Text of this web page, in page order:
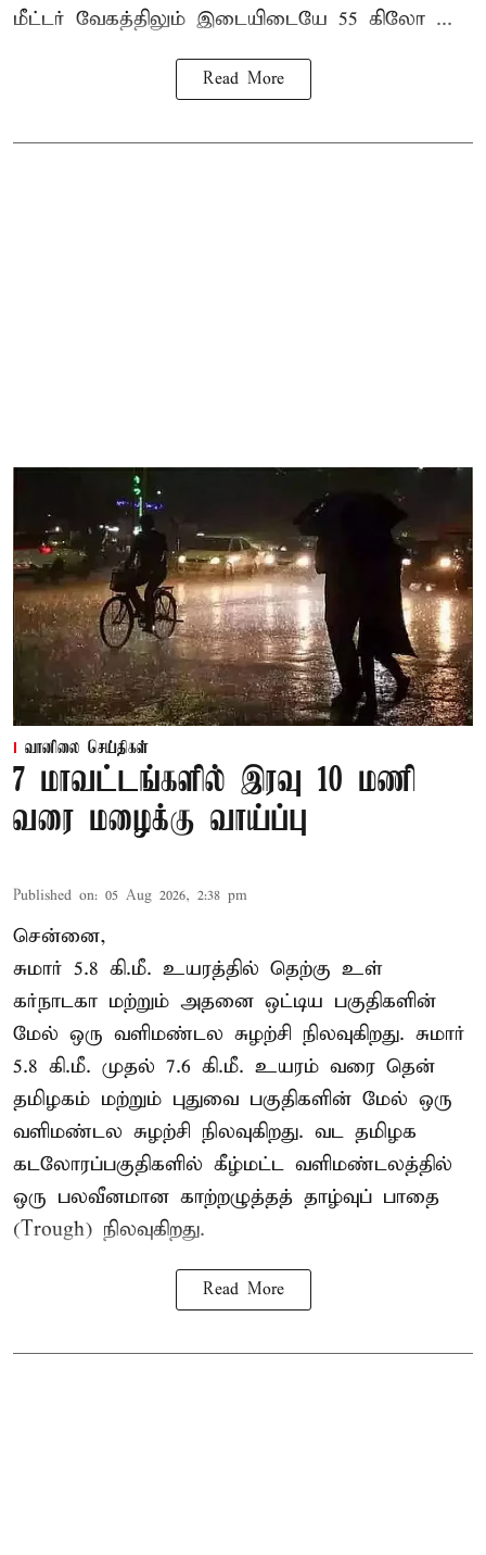
மீட்டர் வேகத்திலும் இடையிடையே 55 கிலோ ...
Read More
வானிலை செய்திகள்
7 மாவட்டங்களில் இரவு 10 மணி
வரை மழைக்கு வாய்ப்பு
Published on: 05 Aug 2026, 2:38 pm
சென்னை,
சுமார் 5.8 கி.மீ. உயரத்தில் தெற்கு உள்
கர்நாடகா மற்றும் அதனை ஒட்டிய பகுதிகளின்
மேல் ஒரு வளிமண்டல சுழற்சி நிலவுகிறது. சுமார்
5.8 கி.மீ. முதல் 7.6 கி.மீ. உயரம் வரை தென்
தமிழகம் மற்றும் புதுவை பகுதிகளின் மேல் ஒரு
வளிமண்டல சுழற்சி நிலவுகிறது. வட தமிழக
கடலோரப்பகுதிகளில் கீழ்மட்ட வளிமண்டலத்தில்
ஒரு பலவீனமான காற்றழுத்தத் தாழ்வுப் பாதை
(Trough) நிலவுகிறது.
Read More